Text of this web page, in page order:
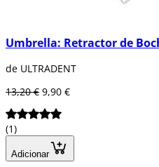
Umbrella: Retractor de
de ULTRADENT
13,20 € 9,90 €
(1)
Adicionar